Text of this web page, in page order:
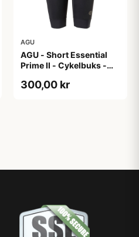
AGU
AGU - Short Essential
Prime II - Cykelbuks -
300,00 kr